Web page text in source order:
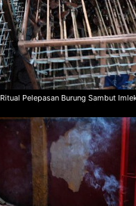
Ritual Pelepasan Burung Sambut